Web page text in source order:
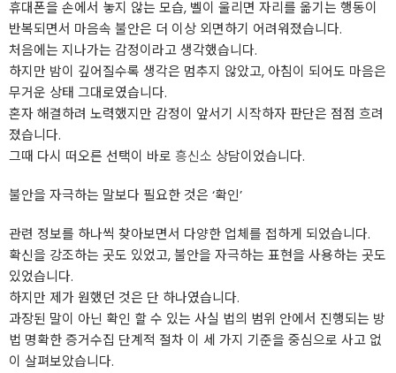
휴대폰을 손에서 놓지 않는 모습, 벨이 울리면 자리를 옮기는 행동이
반복되면서 마음속 불안은 더 이상 외면하기 어려워졌습니다.
처음에는 지나가는 감정이라고 생각했습니다.
하지만 밤이 깊어질수록 생각은 멈추지 않았고, 아침이 되어도 마음은
무거운 상태 그대로였습니다.
혼자 해결하려 노력했지만 감정이 앞서기 시작하자 판단은 점점 흐려
졌습니다.
그때 다시 떠오른 선택이 바로 흥신소 상담이었습니다. ​
불안을 자극하는 말보다 필요한 것은 ‘확인’
관련 정보를 하나씩 찾아보면서 다양한 업체를 접하게 되었습니다.
확신을 강조하는 곳도 있었고, 불안을 자극하는 표현을 사용하는 곳도
있었습니다.
하지만 제가 원했던 것은 단 하나였습니다.
과장된 말이 아닌 확인 할 수 있는 사실 법의 범위 안에서 진행되는 방
법 명확한 증거수집 단계적 절차 이 세 가지 기준을 중심으로 사고 없
이 살펴보았습니다.